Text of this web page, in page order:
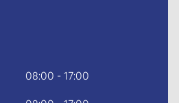
08:00 - 17:00